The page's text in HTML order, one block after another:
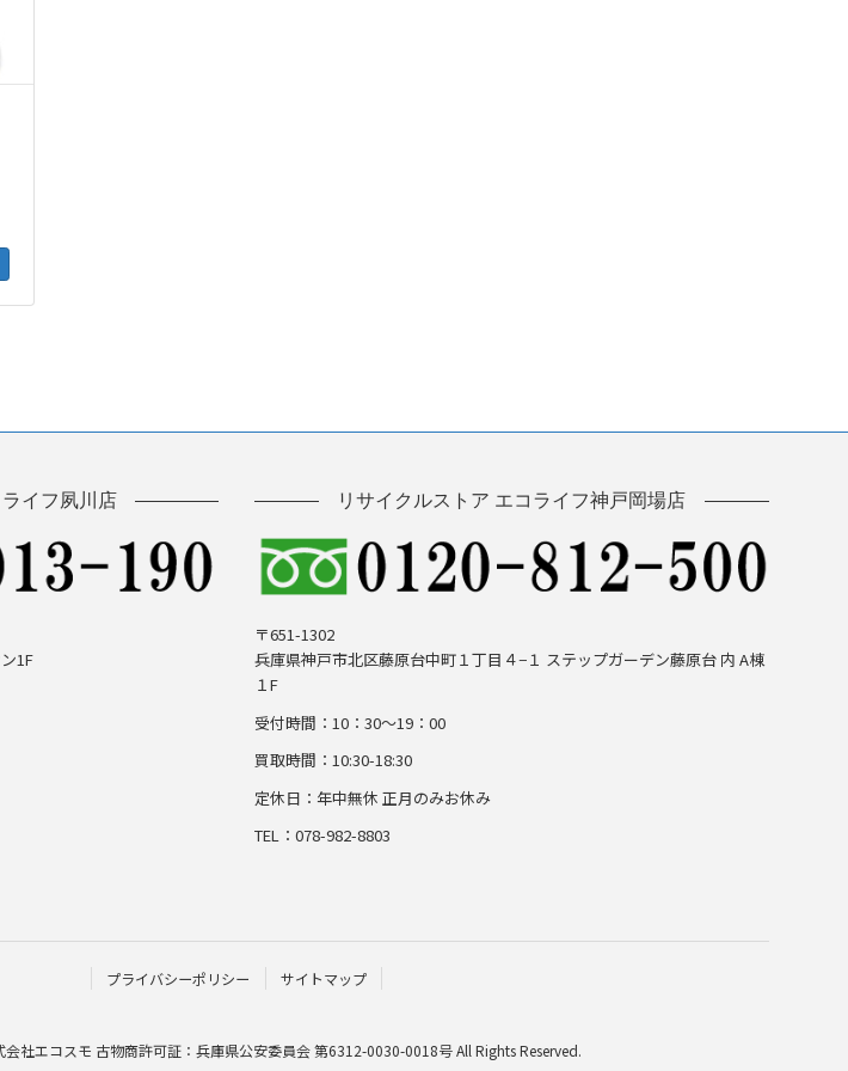
イフ夙川店
1F
リサイクルストア エコライフ神戸岡場店
〒651-1302
兵庫県神戸市北区藤原台中町１丁目４−１ ステップガーデン藤原台 内 A棟
１F
受付時間：10：30～19：00
買取時間：10:30-18:30
定休日：年中無休 正月のみお休み
TEL：078-982-8803
プライバシーポリシー サイトマップ
社エコスモ 古物商許可証：兵庫県公安委員会 第6312-0030-0018号 All Rights Reserved.